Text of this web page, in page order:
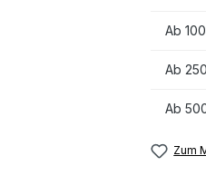
Ab 100
Ab 250
Ab
Zum